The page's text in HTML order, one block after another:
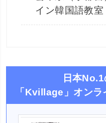
イン韓国語教室
日本
「Kvillage」オン